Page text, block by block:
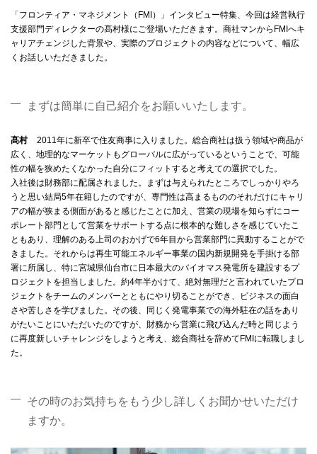
「フロンティア・マネジメント（FMI）」インタビュー特集、今回は経営執行
支援部門ディレクターの髙村様にご登場いただきます。商社マンからFMIへキ
ャリアチェンジした背景や、実際のプロジェクトの内容などについて、幅広
くお話しいただきました。
まずは簡単に自己紹介をお願いいたします。
髙村
2011年に新卒で住友商事に入りました。総合商社は扱う領域や商品が
広く、地理的なマーケットもグローバルに広がっているということで、可能
性の幅を狭めたくなかった自分にフィットすると考えての選択でした。
入社後は財務部に配属されました。まずは与えられたところでしっかりやろ
うと思い結局5年在籍したのですが、専門性は高まるもののそれだけにキャリ
アの幅が狭まる側面があると感じたことに加え、営業の現場を知らずにコー
ポレート部門として営業をサポートする点に根本的な難しさを感じていたこ
ともあり、理解のある上司のおかげで6年目から営業部門に異動することがで
きました。それからは再生可能エネルギー事業の国内新規開発を手掛ける部
署に所属し、特に宮城県仙台市に日本最大のバイオマス発電所を建設するプ
ロジェクトを担当しました。約4年半かけて、絶対無理だと言われていたプロ
ジェクトをチームのメンバーとともにやり切ることができ、ビジネスの面白
さや苦しさを学びました。その後、同じく発電事業での海外駐在の話をあり
がたいことにいただいたのですが、財務から営業に飛び込んだ時と同じよう
に再度新しいチャレンジをしようと考え、総合商社を辞めてFMIに転職しまし
た。
その時のお気持ちをもう少し詳しくお聞かせいただけ
ますか。